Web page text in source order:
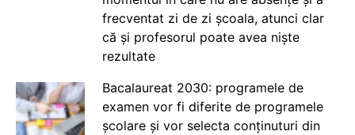
frecventat zi de zi școala, atunci clar
că și profesorul poate avea niște
rezultate
Bacalaureat 2030: programele de
examen vor fi diferite de programele
școlare și vor selecta conținuturi din